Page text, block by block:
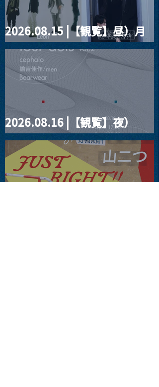
2026.08.15 |【観覧】昼）月
見ルpre.『POLYHEDRON』
2026.08.16 |【観覧】夜）
four dots vol.2